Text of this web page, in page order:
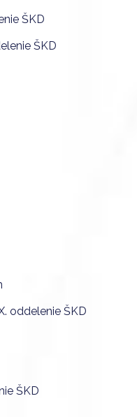
ŠKD
ŠKD
oddelenie ŠKD
ŠKD